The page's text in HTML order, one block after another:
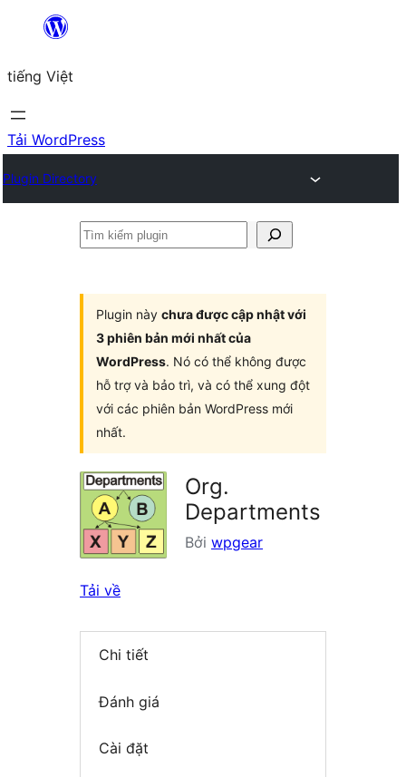
Chuyển
phần
nội
dung
tiếng Việt
Tải WordPress
Plugin Directory
Tìm
Plugin này chưa được cập nhật với
3 phiên bản mới nhất của
WordPress. Nó có thể không được
hỗ trợ và bảo trì, và có thể xung đột
với các phiên bản WordPress mới
nhất.
Org.
Departments
Bởi wpgear
Tải về
Chi tiết
Đánh giá
Cài đặt